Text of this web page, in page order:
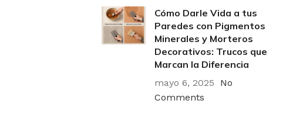
Cómo Darle Vida a tus
Paredes con Pigmentos
Minerales y Morteros
Decorativos: Trucos que
Marcan la Diferencia
mayo 6, 2025
No
Comments